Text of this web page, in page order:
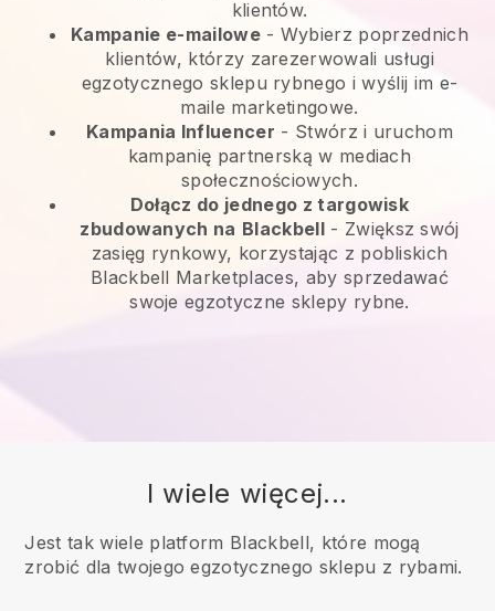
klientów.
Kampanie e-mailowe- Wybierz poprzednich
klientów, którzy zarezerwowali usługi
egzotycznego sklepu rybnego i wyślij im e-
maile marketingowe.
Kampania Influencer - Stwórz i uruchom
kampanię partnerską w mediach
społecznościowych.
Dołącz do jednego z targowisk
zbudowanych na Blackbell- Zwiększ swój
zasięg rynkowy, korzystając z pobliskich
Blackbell Marketplaces, aby sprzedawać
swoje egzotyczne sklepy rybne.
I wiele więcej...
Jest tak wiele platform Blackbell, które mogą
zrobić dla twojego egzotycznego sklepu z rybami.